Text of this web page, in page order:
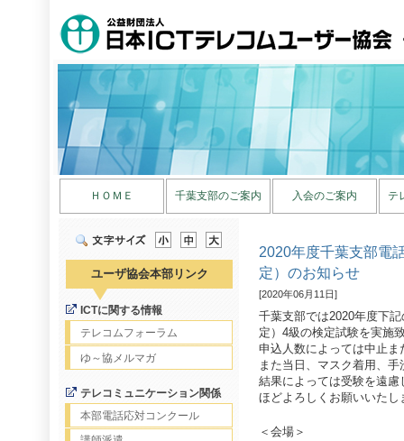
ＨＯＭＥ 千葉支部のご案内 入会のご案内 テ
ユーザ協会本部リンク
ICTに関する情報
テレコムフォーラム
ゆ～協メルマガ
テレコミュニケーション関係
本部電話応対コンクール
2020年度千葉支部電
定）のお知らせ
[2020年06月11日]
千葉支部では2020年度下
定）4級の検定試験を実施
申込人数によっては中止
また当日、マスク着用、
結果によっては受験を遠
ほどよろしくお願いいたし
＜会場＞